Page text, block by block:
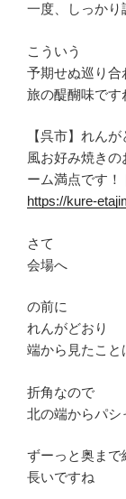
一度、しっかり
こういう
予期せぬ巡り
旅の醍醐味です
【呉市】れん
風お好み焼き
ーム満点です
https://kure-
さて
会場へ
の前に
れんがどおり
端から見たこと
折角なので
北の端からパシ
ずーっと奥まで
長いですね